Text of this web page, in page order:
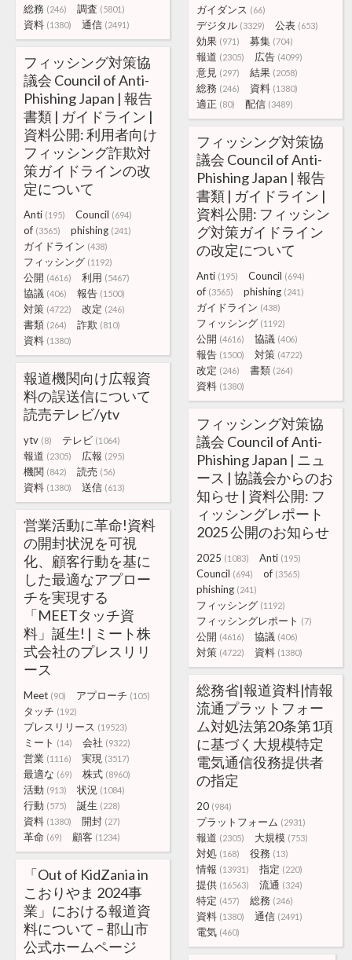
ガイダンス (66)
デジタル (3329) 公表 (653)
効果 (971) 募集 (704)
報道 (2305) 広告 (4099)
意見 (297) 結果 (2058)
総務 (246) 資料 (1380)
適正 (80) 配信 (3489)
総務 (246) 調査 (5801)
資料 (1380) 通信 (2491)
フィッシング対策協
議会 Council of Anti-
Phishing Japan | 報告
書類 | ガイドライン |
資料公開: 利用者向け
フィッシング詐欺対
策ガイドラインの改
定について
Anti (195) Council (694)
of (3565) phishing (241)
ガイドライン (438)
フィッシング (1192)
公開 (4616) 利用 (5467)
協議 (406) 報告 (1500)
対策 (4722) 改定 (246)
書類 (264) 詐欺 (810)
資料 (1380)
フィッシング対策協
議会 Council of Anti-
Phishing Japan | 報告
書類 | ガイドライン |
資料公開: フィッシン
グ対策ガイドライン
の改定について
Anti (195) Council (694)
of (3565) phishing (241)
ガイドライン (438)
フィッシング (1192)
公開 (4616) 協議 (406)
報告 (1500) 対策 (4722)
改定 (246) 書類 (264)
資料 (1380)
報道機関向け広報資
料の誤送信について
読売テレビ/ytv
ytv (8) テレビ (1064)
報道 (2305) 広報 (295)
機関 (842) 読売 (56)
資料 (1380) 送信 (613)
フィッシング対策協
議会 Council of Anti-
Phishing Japan | ニュ
ース | 協議会からのお
知らせ | 資料公開: フ
ィッシングレポート
2025 公開のお知らせ
2025 (1083) Anti (195)
Council (694) of (3565)
phishing (241)
フィッシング (1192)
フィッシングレポート (7)
公開 (4616) 協議 (406)
対策 (4722) 資料 (1380)
営業活動に革命!資料
の開封状況を可視
化、顧客行動を基に
した最適なアプロー
チを実現する
「MEETタッチ資
料」誕生! | ミート株
式会社のプレスリリ
ース
Meet (90) アプローチ (105)
タッチ (192)
プレスリリース (19523)
ミート (14) 会社 (9322)
営業 (1116) 実現 (3517)
最適な (69) 株式 (8960)
活動 (913) 状況 (1084)
行動 (575) 誕生 (228)
資料 (1380) 開封 (27)
革命 (69) 顧客 (1234)
総務省|報道資料|情報
流通プラットフォー
ム対処法第20条第1項
に基づく大規模特定
電気通信役務提供者
の指定
20 (984)
プラットフォーム (2931)
報道 (2305) 大規模 (753)
対処 (168) 役務 (13)
情報 (13931) 指定 (220)
提供 (16563) 流通 (324)
特定 (457) 総務 (246)
資料 (1380) 通信 (2491)
電気 (460)
「Out of KidZania in
こおりやま 2024事
業」における報道資
料について – 郡山市
公式ホームページ